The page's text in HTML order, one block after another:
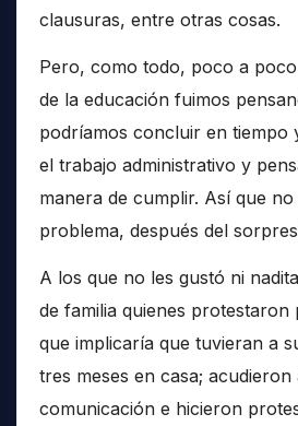
clausuras, entre otras cosas.
Pero, como todo, poco a
de la educación fuimos
podríamos concluir en tiempo
el trabajo administrativo y
manera de cumplir. Así que
problema, después del
A los que no les gustó ni
de familia quienes protestaron
que implicaría que tuvieran a
tres meses en casa; acudieron
comunicación e hicieron